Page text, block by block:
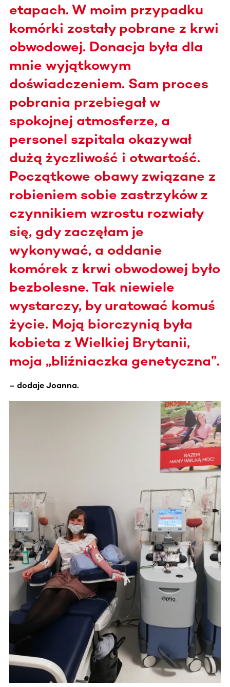
etapach. W moim przypadku
komórki zostały pobrane z krwi
obwodowej. Donacja była dla
mnie wyjątkowym
doświadczeniem. Sam proces
pobrania przebiegał w
spokojnej atmosferze, a
personel szpitala okazywał
dużą życzliwość i otwartość.
Początkowe obawy związane z
robieniem sobie zastrzyków z
czynnikiem wzrostu rozwiały
się, gdy zaczęłam je
wykonywać, a oddanie
komórek z krwi obwodowej było
bezbolesne. Tak niewiele
wystarczy, by uratować komuś
życie. Moją biorczynią była
kobieta z Wielkiej Brytanii,
moja „bliźniaczka genetyczna”.
– dodaje Joanna.